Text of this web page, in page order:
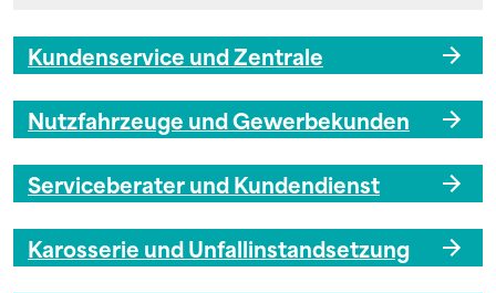
Kundenservice und Zentrale
Nutzfahrzeuge und Gewerbekunden
Serviceberater und Kundendienst
Karosserie und Unfallinstandsetzung